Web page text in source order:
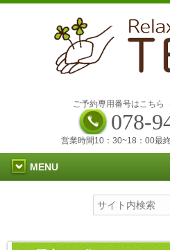
ご予約専用番号はこちら
078-
営業時間10：30~18：00最
MENU